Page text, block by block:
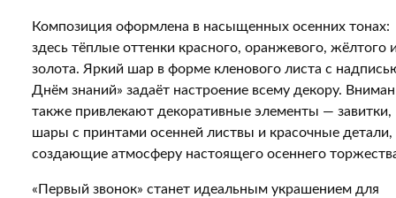
Композиция оформлена в насыщенных осенних тонах:
здесь тёплые оттенки красного, оранжевого, жёлтого
золота. Яркий шар в форме кленового листа с
Днём знаний» задаёт настроение всему декору.
также привлекают декоративные элементы — завитки,
шары с принтами осенней листвы и красочные детали,
создающие атмосферу настоящего осеннего
«Первый звонок» станет идеальным украшением для